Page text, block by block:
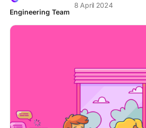
Engineering Team
8 April 2024